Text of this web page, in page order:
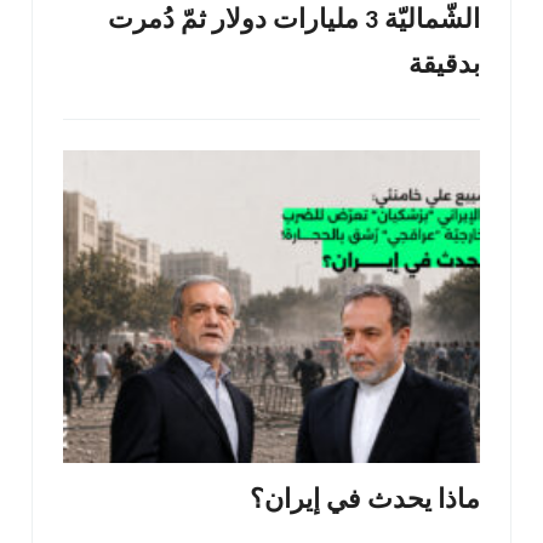
الشّماليّة 3 مليارات دولار ثمّ دُمرت
بدقيقة
ماذا يحدث في إيران؟